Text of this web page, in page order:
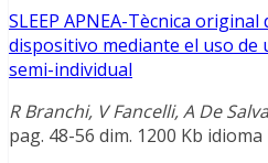
SLEEP APNEA-Tècnica
dispositivo mediante el uso
semi-individual
R Branchi, V Fancelli, A De
pag. 48-56 dim. 1200 Kb